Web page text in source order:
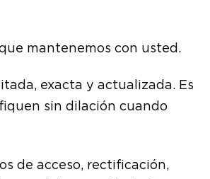
mantenemos con usted.
exacta y actualizada. Es
sin dilación cuando
de acceso, rectificación,